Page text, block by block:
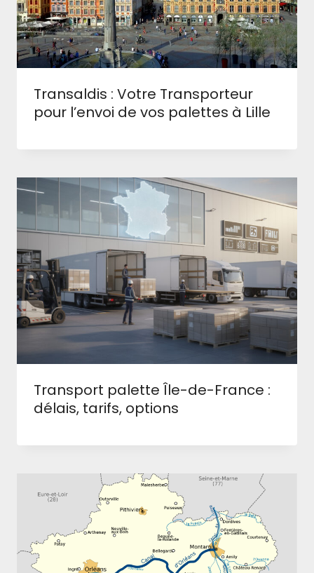
Transaldis : Votre Transporteur
pour l’envoi de vos palettes à Lille
Transport palette Île-de-France :
délais, tarifs, options